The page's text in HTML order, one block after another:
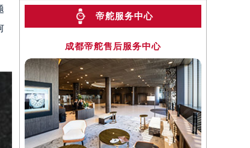
帝舵服务中心
成都帝舵售后服务中心